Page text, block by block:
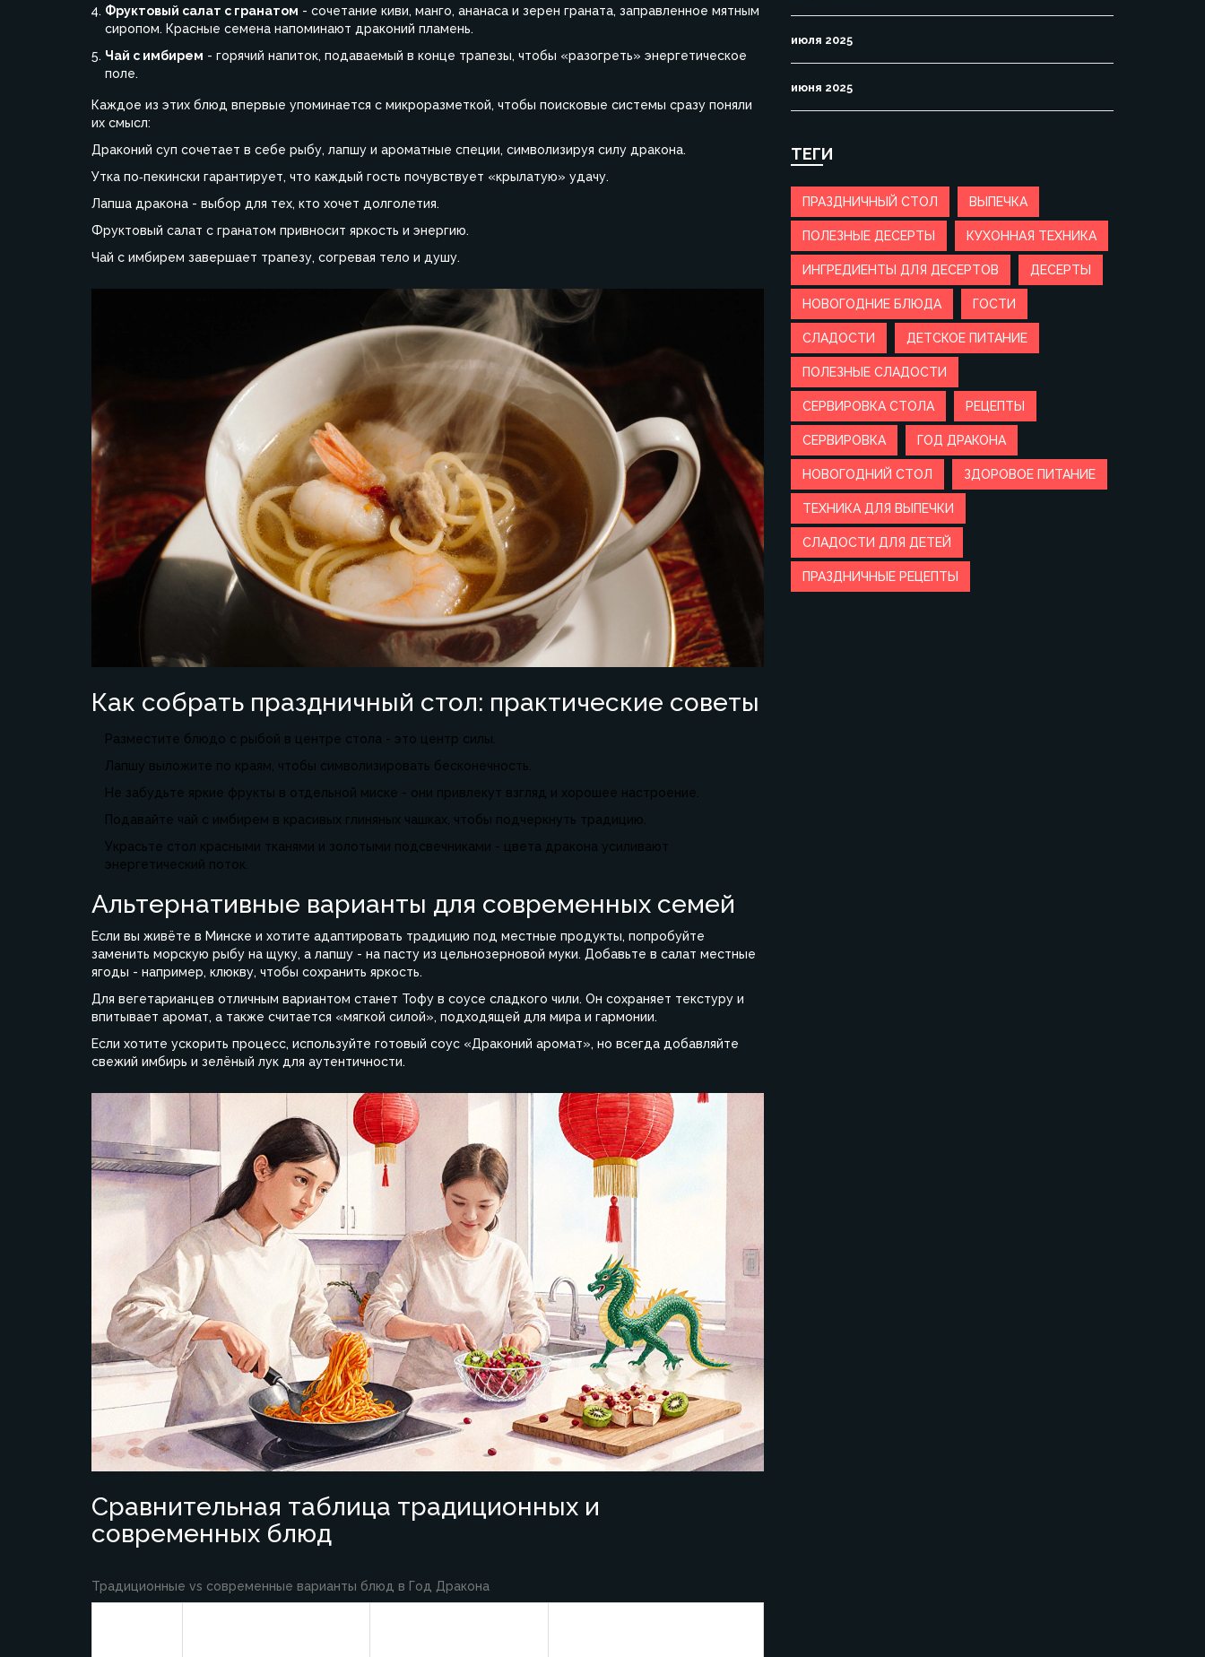
Фруктовый салат с гранатом - сочетание киви, манго, ананаса и зерен граната, заправленное мятным
сиропом. Красные семена напоминают драконий пламень.
Чай с имбирем - горячий напиток, подаваемый в конце трапезы, чтобы «разогреть» энергетическое
поле.
Каждое из этих блюд впервые упоминается с микроразметкой, чтобы поисковые системы сразу поняли
их смысл:
Драконий суп сочетает в себе рыбу, лапшу и ароматные специи, символизируя силу дракона.
Утка по‑пекински гарантирует, что каждый гость почувствует «крылатую» удачу.
Лапша дракона - выбор для тех, кто хочет долголетия.
Фруктовый салат с гранатом привносит яркость и энергию.
Чай с имбирем завершает трапезу, согревая тело и душу.
Как собрать праздничный стол: практические советы
Разместите блюдо с рыбой в центре стола - это центр силы.
Лапшу выложите по краям, чтобы символизировать бесконечность.
Не забудьте яркие фрукты в отдельной миске - они привлекут взгляд и хорошее настроение.
Подавайте чай с имбирем в красивых глиняных чашках, чтобы подчеркнуть традицию.
Украсьте стол красными тканями и золотыми подсвечниками - цвета дракона усиливают
энергетический поток.
Альтернативные варианты для современных семей
Если вы живёте в Минске и хотите адаптировать традицию под местные продукты, попробуйте
заменить морскую рыбу на щуку, а лапшу - на пасту из цельнозерновой муки. Добавьте в салат местные
ягоды - например, клюкву, чтобы сохранить яркость.
Для вегетарианцев отличным вариантом станет Тофу в соусе сладкого чили. Он сохраняет текстуру и
впитывает аромат, а также считается «мягкой силой», подходящей для мира и гармонии.
Если хотите ускорить процесс, используйте готовый соус «Драконий аромат», но всегда добавляйте
свежий имбирь и зелёный лук для аутентичности.
Сравнительная таблица традиционных и
современных блюд
Традиционные vs современные варианты блюд в Год Дракона
июля 2025
июня 2025
ТЕГИ
ПРАЗДНИЧНЫЙ СТОЛ ВЫПЕЧКА
ПОЛЕЗНЫЕ ДЕСЕРТЫ КУХОННАЯ ТЕХНИКА
ИНГРЕДИЕНТЫ ДЛЯ ДЕСЕРТОВ ДЕСЕРТЫ
НОВОГОДНИЕ БЛЮДА ГОСТИ
СЛАДОСТИ ДЕТСКОЕ ПИТАНИЕ
ПОЛЕЗНЫЕ СЛАДОСТИ
СЕРВИРОВКА СТОЛА РЕЦЕПТЫ
СЕРВИРОВКА ГОД ДРАКОНА
НОВОГОДНИЙ СТОЛ ЗДОРОВОЕ ПИТАНИЕ
ТЕХНИКА ДЛЯ ВЫПЕЧКИ
СЛАДОСТИ ДЛЯ ДЕТЕЙ
ПРАЗДНИЧНЫЕ РЕЦЕПТЫ